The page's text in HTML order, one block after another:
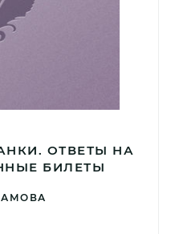
ОТВЕТЫ НА
БИЛЕТЫ